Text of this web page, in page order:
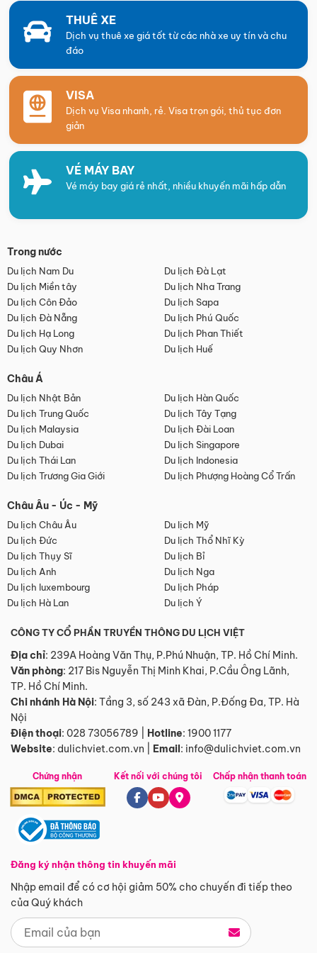
THUÊ XE
Dịch vụ thuê xe giá tốt từ các nhà xe uy tín và chu
đáo
VISA
Dịch vụ Visa nhanh, rẻ. Visa trọn gói, thủ tục đơn
giản
VÉ MÁY BAY
Vé máy bay giá rẻ nhất, nhiều khuyến mãi hấp dẫn
Trong nước
Du lịch Nam Du
Du lịch Đà Lạt
Du lịch Miền tây
Du lịch Nha Trang
Du lịch Côn Đảo
Du lịch Sapa
Du lịch Đà Nẵng
Du lịch Phú Quốc
Du lịch Hạ Long
Du lịch Phan Thiết
Du lịch Quy Nhơn
Du lịch Huế
Châu Á
Du lịch Nhật Bản
Du lịch Hàn Quốc
Du lịch Trung Quốc
Du lịch Tây Tạng
Du lịch Malaysia
Du lịch Đài Loan
Du lịch Dubai
Du lịch Singapore
Du lịch Thái Lan
Du lịch Indonesia
Du lịch Trương Gia Giới
Du lịch Phượng Hoàng Cổ Trấn
Châu Âu - Úc - Mỹ
Du lịch Châu Âu
Du lịch Mỹ
Du lịch Đức
Du lịch Thổ Nhĩ Kỳ
Du lịch Thụy Sĩ
Du lịch Bỉ
Du lịch Anh
Du lịch Nga
Du lịch luxembourg
Du lịch Pháp
Du lịch Hà Lan
Du lịch Ý
CÔNG TY CỔ PHẦN TRUYỀN THÔNG DU LỊCH VIỆT
Địa chỉ: 239A Hoàng Văn Thụ, P.Phú Nhuận, TP. Hồ Chí Minh.
Văn phòng: 217 Bis Nguyễn Thị Minh Khai, P.Cầu Ông Lãnh,
TP. Hồ Chí Minh.
Chi nhánh Hà Nội: Tầng 3, số 243 xã Đàn, P.Đống Đa, TP. Hà
Nội
Điện thoại: 028 73056789 Hotline: 1900 1177
Website: dulichviet.com.vn Email: info@dulichviet.com.vn
Chứng nhận
Đăng ký nhận thông tin khuyến mãi
Nhập email để có cơ hội giảm 50% cho chuyến đi tiếp theo
của Quý khách
Kết nối với chúng tôi Chấp nhận thanh toán